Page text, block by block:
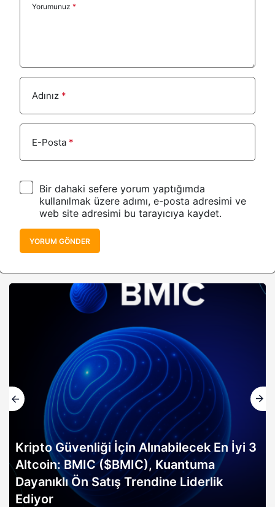
Yorumunuz *
Adınız *
E-Posta *
Bir dahaki sefere yorum yaptığımda
kullanılmak üzere adımı, e-posta adresimi ve
web site adresimi bu tarayıcıya kaydet.
YORUM GÖNDER
Kripto Güvenliği İçin Alınabilecek En İyi 3
Altcoin: BMIC ($BMIC), Kuantuma
Dayanıklı Ön Satış Trendine Liderlik
Ediyor